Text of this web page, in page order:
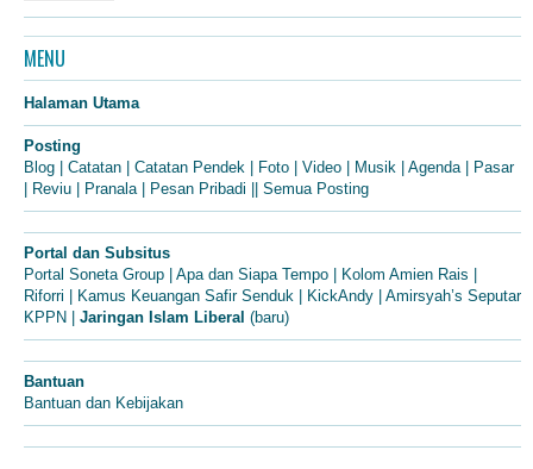
MENU
Halaman Utama
Posting
Blog | Catatan | Catatan Pendek | Foto | Video | Musik | Agenda | Pasar
| Reviu | Pranala | Pesan Pribadi || Semua Posting
Portal dan Subsitus
Portal Soneta Group | Apa dan Siapa Tempo | Kolom Amien Rais |
Riforri | Kamus Keuangan Safir Senduk | KickAndy | Amirsyah’s Seputar
KPPN | Jaringan Islam Liberal (baru)
Bantuan
Bantuan dan Kebijakan